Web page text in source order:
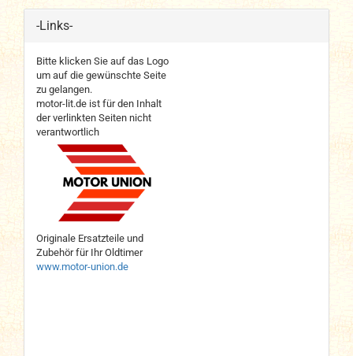
-Links-
Bitte klicken Sie auf das Logo
um auf die gewünschte Seite
zu gelangen.
motor-lit.de ist für den Inhalt
der verlinkten Seiten nicht
verantwortlich
Originale Ersatzteile und
Zubehör für Ihr Oldtimer
www.motor-union.de